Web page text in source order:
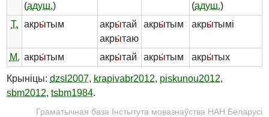
(адуш.)
(адуш.)
Т.
акры́тым акры́тай
акры́таю
акры́тым акры́тымі
М. акры́тым акры́тай акры́тым акры́тых
Крыніцы: dzsl2007, krapivabr2012, piskunou2012,
sbm2012, tsbm1984.
Граматычная база Інстытута мовазнаўства НАН Беларусі